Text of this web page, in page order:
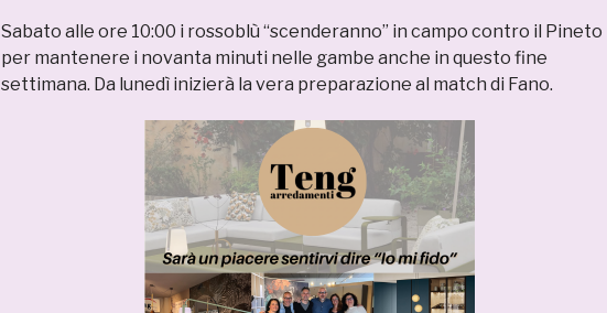
Sabato alle ore 10:00 i rossoblù “scenderanno” in campo contro il Pineto
per mantenere i novanta minuti nelle gambe anche in questo fine
settimana. Da lunedì inizierà la vera preparazione al match di Fano.